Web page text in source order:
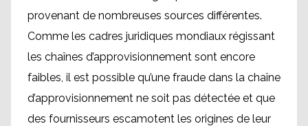
provenant de nombreuses sources différentes.
Comme les cadres juridiques mondiaux régissant
les chaînes d’approvisionnement sont encore
faibles, il est possible qu’une fraude dans la chaîne
d’approvisionnement ne soit pas détectée et que
des fournisseurs escamotent les origines de leur